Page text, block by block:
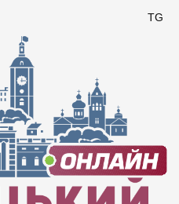
TG